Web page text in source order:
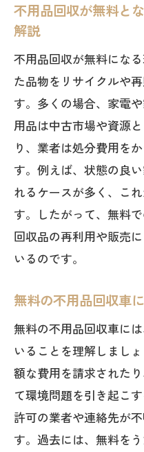
不用品回収が無料と
解説
不用品回収が無料にな
た品物をリサイクルや
す。多くの場合、家電
用品は中古市場や資源
り、業者は処分費用を
す。例えば、状態の良
れるケースが多く、こ
す。したがって、無料
回収品の再利用や販売
いるのです。
無料の不用品回収車
無料の不用品回収車に
いることを理解しまし
額な費用を請求された
て環境問題を引き起こ
許可の業者や連絡先が
す。過去には、無料を